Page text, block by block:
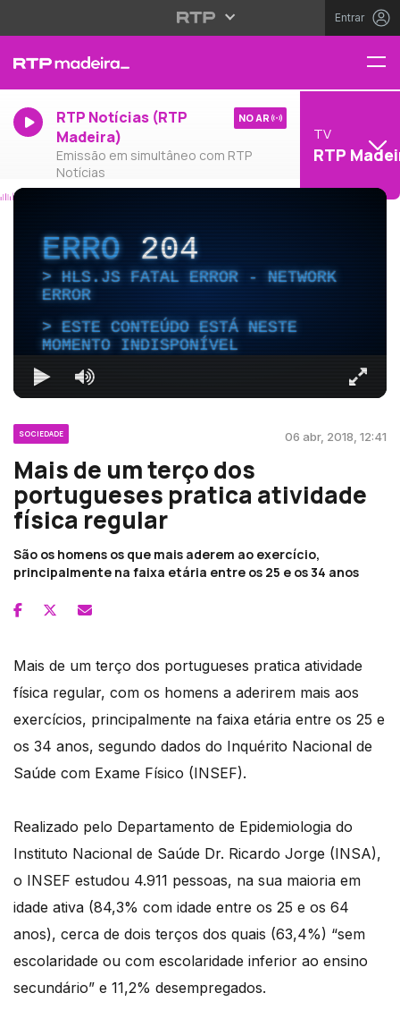
Entrar
RTP Notícias (RTP
Madeira)
Emissão em simultâneo com RTP
Notícias
NO AR
TV
RTP
ERRO204
HLS.JS FATAL ERROR - NETWORK
ERROR
ESTE CONTEÚDO ESTÁ NESTE
MOMENTO INDISPONÍVEL
SOCIEDADE 06 abr, 2018, 12:41
Mais de um terço dos
portugueses pratica atividade
física regular
São os homens os que mais aderem ao exercício,
principalmente na faixa etária entre os 25 e os 34 anos
Mais de um terço dos portugueses pratica atividade
física regular, com os homens a aderirem mais aos
exercícios, principalmente na faixa etária entre os 25 e
os 34 anos, segundo dados do Inquérito Nacional de
Saúde com Exame Físico (INSEF).
Realizado pelo Departamento de Epidemiologia do
Instituto Nacional de Saúde Dr. Ricardo Jorge (INSA),
o INSEF estudou 4.911 pessoas, na sua maioria em
idade ativa (84,3% com idade entre os 25 e os 64
anos), cerca de dois terços dos quais (63,4%) “sem
escolaridade ou com escolaridade inferior ao ensino
secundário” e 11,2% desempregados.